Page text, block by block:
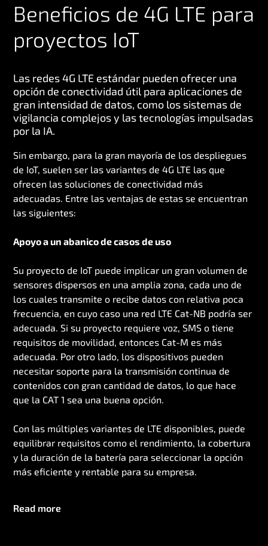
Beneficios de 4G LTE para
proyectos IoT
Las redes 4G LTE estándar pueden ofrecer una
opción de conectividad útil para aplicaciones de
gran intensidad de datos, como los sistemas de
vigilancia complejos y las tecnologías impulsadas
por la IA.
Sin embargo, para la gran mayoría de los despliegues
de IoT, suelen ser las variantes de 4G LTE las que
ofrecen las soluciones de conectividad más
adecuadas. Entre las ventajas de estas se encuentran
las siguientes:
Apoyo a un abanico de casos de uso
Su proyecto de IoT puede implicar un gran volumen de
sensores dispersos en una amplia zona, cada uno de
los cuales transmite o recibe datos con relativa poca
frecuencia, en cuyo caso una red LTE Cat-NB podría ser
adecuada. Si su proyecto requiere voz, SMS o tiene
requisitos de movilidad, entonces Cat-M es más
adecuada. Por otro lado, los dispositivos pueden
necesitar soporte para la transmisión continua de
contenidos con gran cantidad de datos, lo que hace
que la CAT 1 sea una buena opción.
Con las múltiples variantes de LTE disponibles, puede
equilibrar requisitos como el rendimiento, la cobertura
y la duración de la batería para seleccionar la opción
más eficiente y rentable para su empresa.
Read more